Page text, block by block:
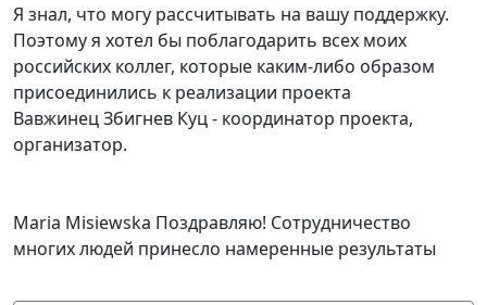
Я знал, что могу рассчитывать на вашу поддержку.
Поэтому я хотел бы поблагодарить всех моих
российских коллег, которые каким-либо образом
присоединились к реализации проекта
Вавжинец Збигнев Куц - координатор проекта,
организатор.
Maria Misiewska Поздравляю! Сотрудничество
многих людей принесло намеренные результаты